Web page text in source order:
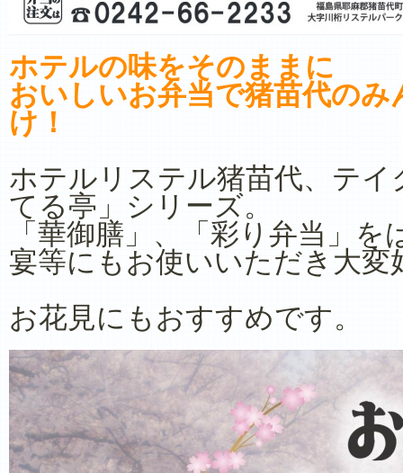
ホテルの味をそのままに
おいしいお弁当で猪苗代の
け！
ホテルリステル猪苗代、テ
てる亭」シリーズ。
「華御膳」、「彩り弁当」
宴等にもお使いいただき大変
お花見にもおすすめです。